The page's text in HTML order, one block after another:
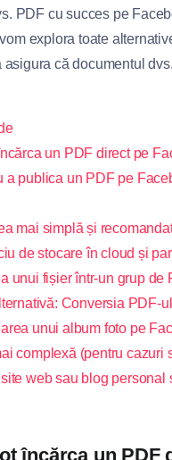
PDF cu succes pe
explora toate
asigura că documentul
un PDF direct pe
a publica un PDF pe
mai simplă și
de stocare în cloud și
unui fișier într-un grup de
Conversia PDF-
unui album foto pe
complexă (pentru cazuri
web sau blog personal
încărca un PDF